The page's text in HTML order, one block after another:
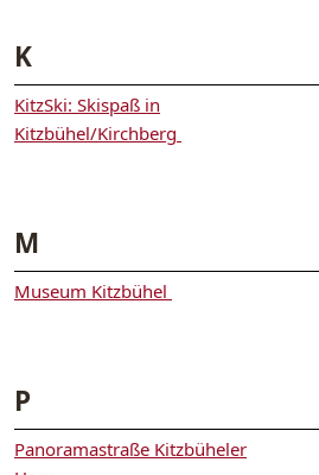
K
KitzSki: Skispaß in
Kitzbühel/Kirchberg
M
Museum Kitzbühel
P
Panoramastraße Kitzbüheler